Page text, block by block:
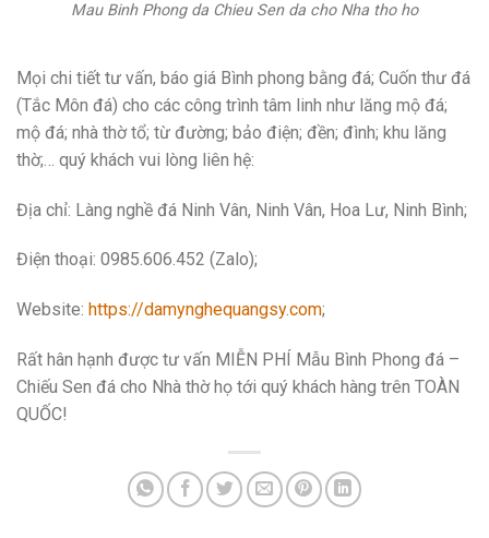
Mau Binh Phong da Chieu Sen da cho Nha tho ho
Mọi chi tiết tư vấn, báo giá Bình phong bằng đá; Cuốn thư đá
(Tắc Môn đá) cho các công trình tâm linh như lăng mộ đá;
mộ đá; nhà thờ tổ; từ đường; bảo điện; đền; đình; khu lăng
thờ;… quý khách vui lòng liên hệ:
Địa chỉ: Làng nghề đá Ninh Vân, Ninh Vân, Hoa Lư, Ninh Bình;
Điện thoại: 0985.606.452 (Zalo);
Website: https://damynghequangsy.com;
Rất hân hạnh được tư vấn MIỄN PHÍ Mẫu Bình Phong đá –
Chiếu Sen đá cho Nhà thờ họ tới quý khách hàng trên TOÀN
QUỐC!